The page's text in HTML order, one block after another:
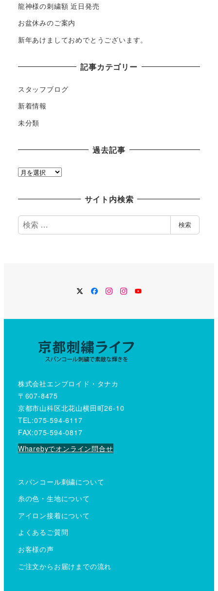
龍神様の刺繍額 近日発売
お盆休みのご案内
新年あけましておめでとうございます。
記事カテゴリー
スタッフブログ
新着情報
未分類
過去記事
過
サイト内検索
検
索
検索
TwitterFacebook
Instagram
Instagram
YouTube
株式会社エンブロイド・タナカ
〒607-8475
京都市山科区北花山横田町26-10
TEL:075-594-6117
FAX:075-594-0817
Wharebyでオンライン問合せ
スパンコール刺繍について
糸の色・生地について
アイロン接着について
よくあるご質問
お客様の声
ご注文からお届けまでの流れ